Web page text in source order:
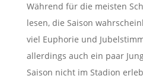
Während für die meisten
lesen, die Saison
viel Euphorie und
allerdings auch ein paar
Saison nicht im Stadion